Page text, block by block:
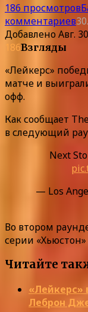
186 просмотров
комментариев
Добавлено Авг.
186Взгляды
«Лейкерс»
матче и
офф.
Как сообщает
в следующий
Next
— Los
Во втором
серии
Читайте
«Лейкерс»
Леброн